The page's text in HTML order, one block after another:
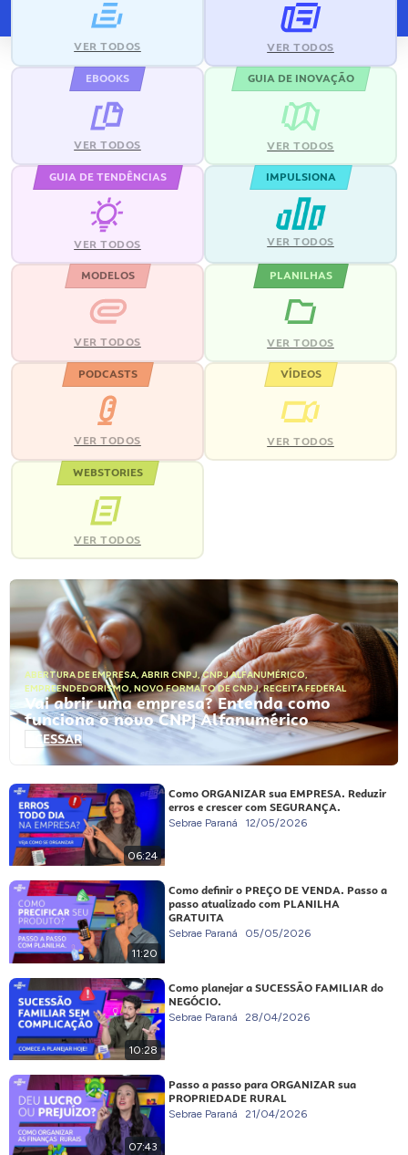
VER TODOS VER TODOS
EBOOKS
VER TODOS
GUIA DE INOVAÇÃO
VER TODOS
GUIA DE TENDÊNCIAS
VER TODOS
IMPULSIONA
VER TODOS
MODELOS
VER TODOS
PLANILHAS
VER TODOS
PODCASTS
VER TODOS
VÍDEOS
VER TODOS
WEBSTORIES
VER TODOS
ABERTURA DE EMPRESA, ABRIR CNPJ,CNPJ ALFANUMÉRICO,
EMPREENDEDORISMO, NOVO FORMATO DE CNPJ,RECEITA FEDERAL
Vai abrir uma empresa? Entenda como
funciona o novo CNPJ Alfanumérico
ACESSAR
06:24
Como ORGANIZAR sua EMPRESA. Reduzir
erros e crescer com SEGURANÇA.
Sebrae Paraná 12/05/2026
11:20
Como definir o PREÇO DE VENDA. Passo a
passo atualizado com PLANILHA
GRATUITA
Sebrae Paraná 05/05/2026
10:28
Como planejar a SUCESSÃO FAMILIAR do
NEGÓCIO.
Sebrae Paraná 28/04/2026
07:43
Passo a passo para ORGANIZAR sua
PROPRIEDADE RURAL
Sebrae Paraná 21/04/2026